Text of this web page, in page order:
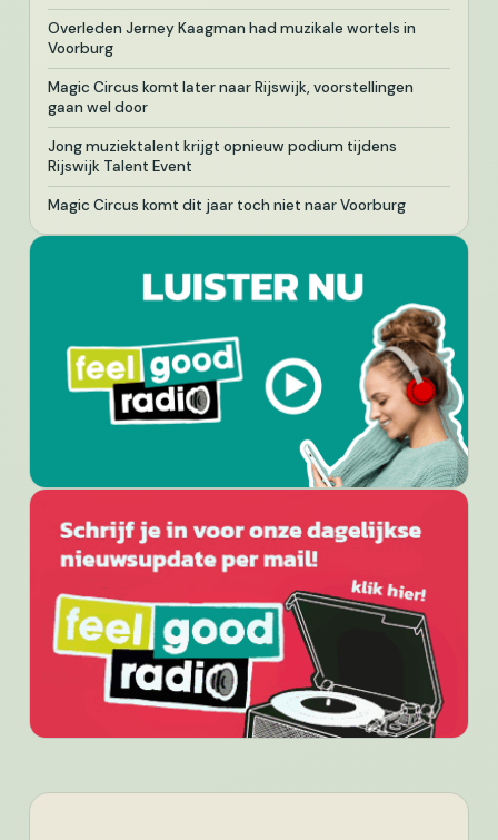
Overleden Jerney Kaagman had muzikale wortels in
Voorburg
Magic Circus komt later naar Rijswijk, voorstellingen
gaan wel door
Jong muziektalent krijgt opnieuw podium tijdens
Rijswijk Talent Event
Magic Circus komt dit jaar toch niet naar Voorburg